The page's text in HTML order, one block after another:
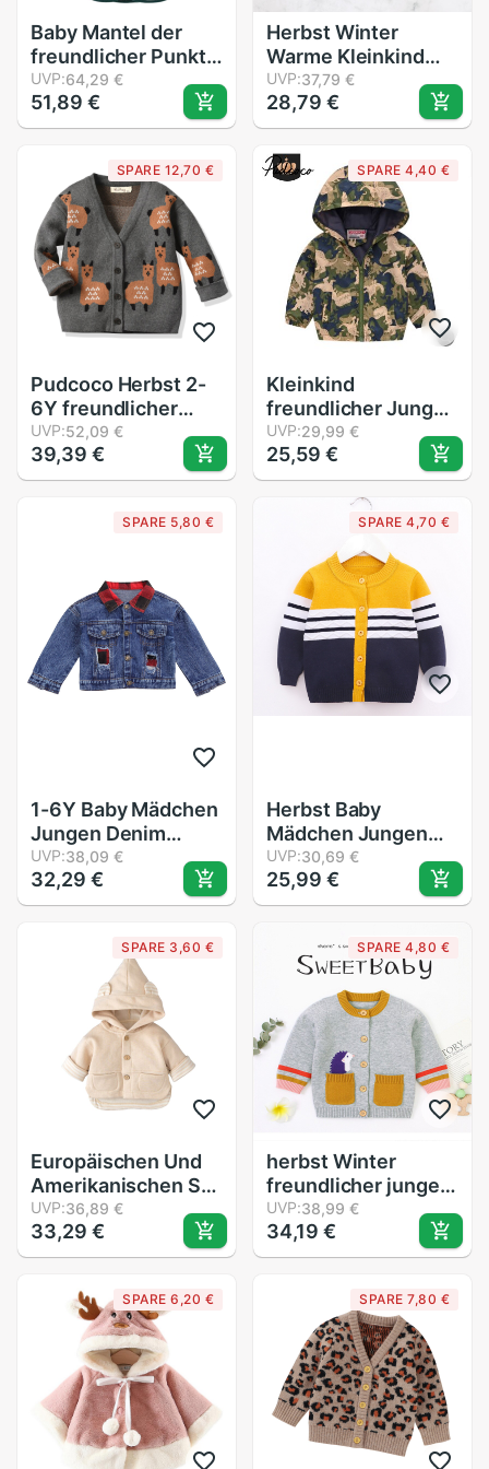
Baby Mantel der
freundlicher Punkt
freundlicher Mantel
Jungen und
mädchen
Kap Herbst und
Winter
UVP:64,29 €
51,89 €
Herbst Winter
Warme Kleinkind
Baby Strickjacke
Mäntel Leopard
drucken zur Seite
fahren Langarm
Taste-hoch
Gestrickte Baby
Mädchen Jungen
Spitzen
UVP:37,79 €
28,79 €
SPARE 12,70 €
Pudcoco Herbst 2-
6Y freundlicher
Baby Mädchen
Jungen betroffen
Mantel Nette Alpaka
Langarm Einreiher
Kleidung
UVP:52,09 €
39,39 €
SPARE 4,40 €
Kleinkind
freundlicher Jungen
lässig Jacke,
Karikatur
Dinosaurier
Reißverschluss Mit
Kapuze Mantel
Outfits mit Tasche
UVP:29,99 €
25,59 €
SPARE 5,80 €
1-6Y Baby Mädchen
Jungen Denim
Mantel Jacke
Frühling Herbst
lässig Langarm
Einreiher Jacken Mit
UVP:38,09 €
32,29 €
SPARE 4,70 €
Herbst Baby
Mädchen Jungen
zur Seite fahren
Strickjacke Mäntel
freundlicher
Mantel Kleinkind
Baumwolle lässig
warm Gestrickte
Jacken
UVP:30,69 €
25,99 €
SPARE 3,60 €
Europäischen Und
Amerikanischen Stil
Kleinkind Jungen
Mädchen Mit
Kapuze Mantel
Warme Jacke
Oberbekleidung Für
Mädchen Jungen
freundlicher
Kleidung
UVP:36,89 €
33,29 €
SPARE 4,80 €
herbst Winter
freundlicher jungen
mädchen unisex
Bluse betroffen
oben Mantel
Ärmel lässig
Karikatur Hund Igel
gedruckt
UVP:38,99 €
34,19 €
SPARE 6,20 € SPARE 7,80 €